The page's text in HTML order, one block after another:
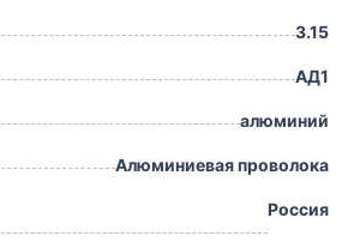
3.15
АД1
алюминий
Алюминиевая проволока
Россия